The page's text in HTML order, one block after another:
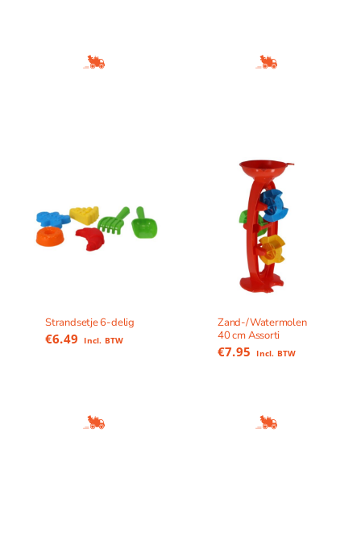
Strandsetje 6-delig
€6.49 Incl. BTW
Zand-/Watermolen
40 cm Assorti
€7.95 Incl. BTW